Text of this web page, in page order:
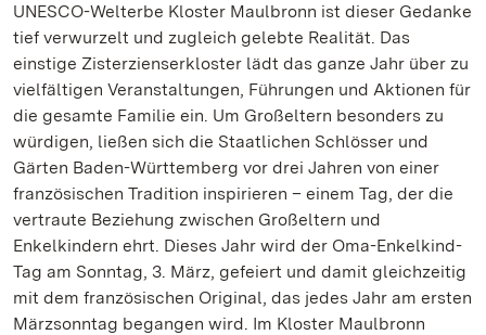
UNESCO-Welterbe Kloster Maulbronn ist dieser Gedanke
tief verwurzelt und zugleich gelebte Realität. Das
einstige Zisterzienserkloster lädt das ganze Jahr über zu
vielfältigen Veranstaltungen, Führungen und Aktionen für
die gesamte Familie ein. Um Großeltern besonders zu
würdigen, ließen sich die Staatlichen Schlösser und
Gärten Baden-Württemberg vor drei Jahren von einer
französischen Tradition inspirieren – einem Tag, der die
vertraute Beziehung zwischen Großeltern und
Enkelkindern ehrt. Dieses Jahr wird der Oma-Enkelkind-
Tag am Sonntag, 3. März, gefeiert und damit gleichzeitig
mit dem französischen Original, das jedes Jahr am ersten
Märzsonntag begangen wird. Im Kloster Maulbronn